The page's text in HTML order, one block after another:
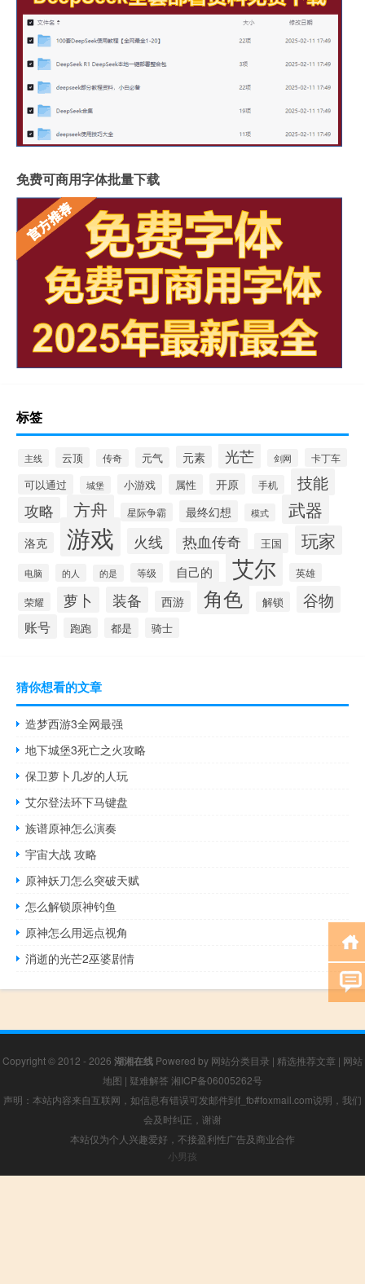
免费可商用字体批量下载
标签
主线 云顶 传奇 元气 元素 光芒 剑网 卡丁车
可以通过 城堡 小游戏 属性 开原 手机 技能
攻略 方舟 星际争霸 最终幻想 模式 武器
洛克 游戏 火线 热血传奇 王国 玩家
电脑 的人 的是 等级 自己的 艾尔 英雄
荣耀 萝卜 装备 西游 角色 解锁 谷物
账号 跑跑 都是 骑士
猜你想看的文章
造梦西游3全网最强
地下城堡3死亡之火攻略
保卫萝卜几岁的人玩
艾尔登法环下马键盘
族谱原神怎么演奏
宇宙大战 攻略
原神妖刀怎么突破天赋
怎么解锁原神钓鱼
原神怎么用远点视角
消逝的光芒2巫婆剧情
Copyright © 2012 - 2026 湖湘在线 Powered by 网站分类目录 | 精选推荐文章 | 网站
地图 | 疑难解答 湘ICP备06005262号
声明：本站内容来自互联网，如信息有错误可发邮件到f_fb#foxmail.com说明，我们
会及时纠正，谢谢
本站仅为个人兴趣爱好，不接盈利性广告及商业合作
小男孩